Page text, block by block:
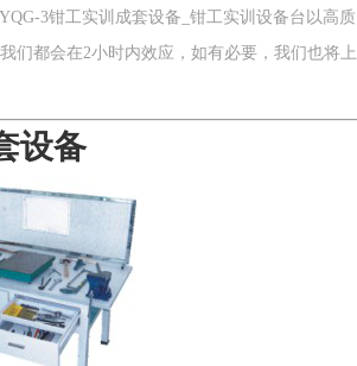
3钳工实训成套设备_钳工实训设备台以高质
们都会在2小时内效应，如有必要，我们也将上
设备